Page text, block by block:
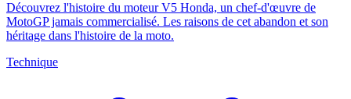
Découvrez l'histoire du moteur V5 Honda, un chef-d'œuvre de
MotoGP jamais commercialisé. Les raisons de cet abandon et son
héritage dans l'histoire de la moto.
Technique